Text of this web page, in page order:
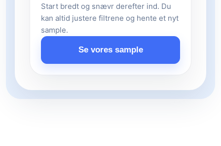
Start bredt og snævr derefter ind. Du
kan altid justere filtrene og hente et nyt
sample.
Se vores sample